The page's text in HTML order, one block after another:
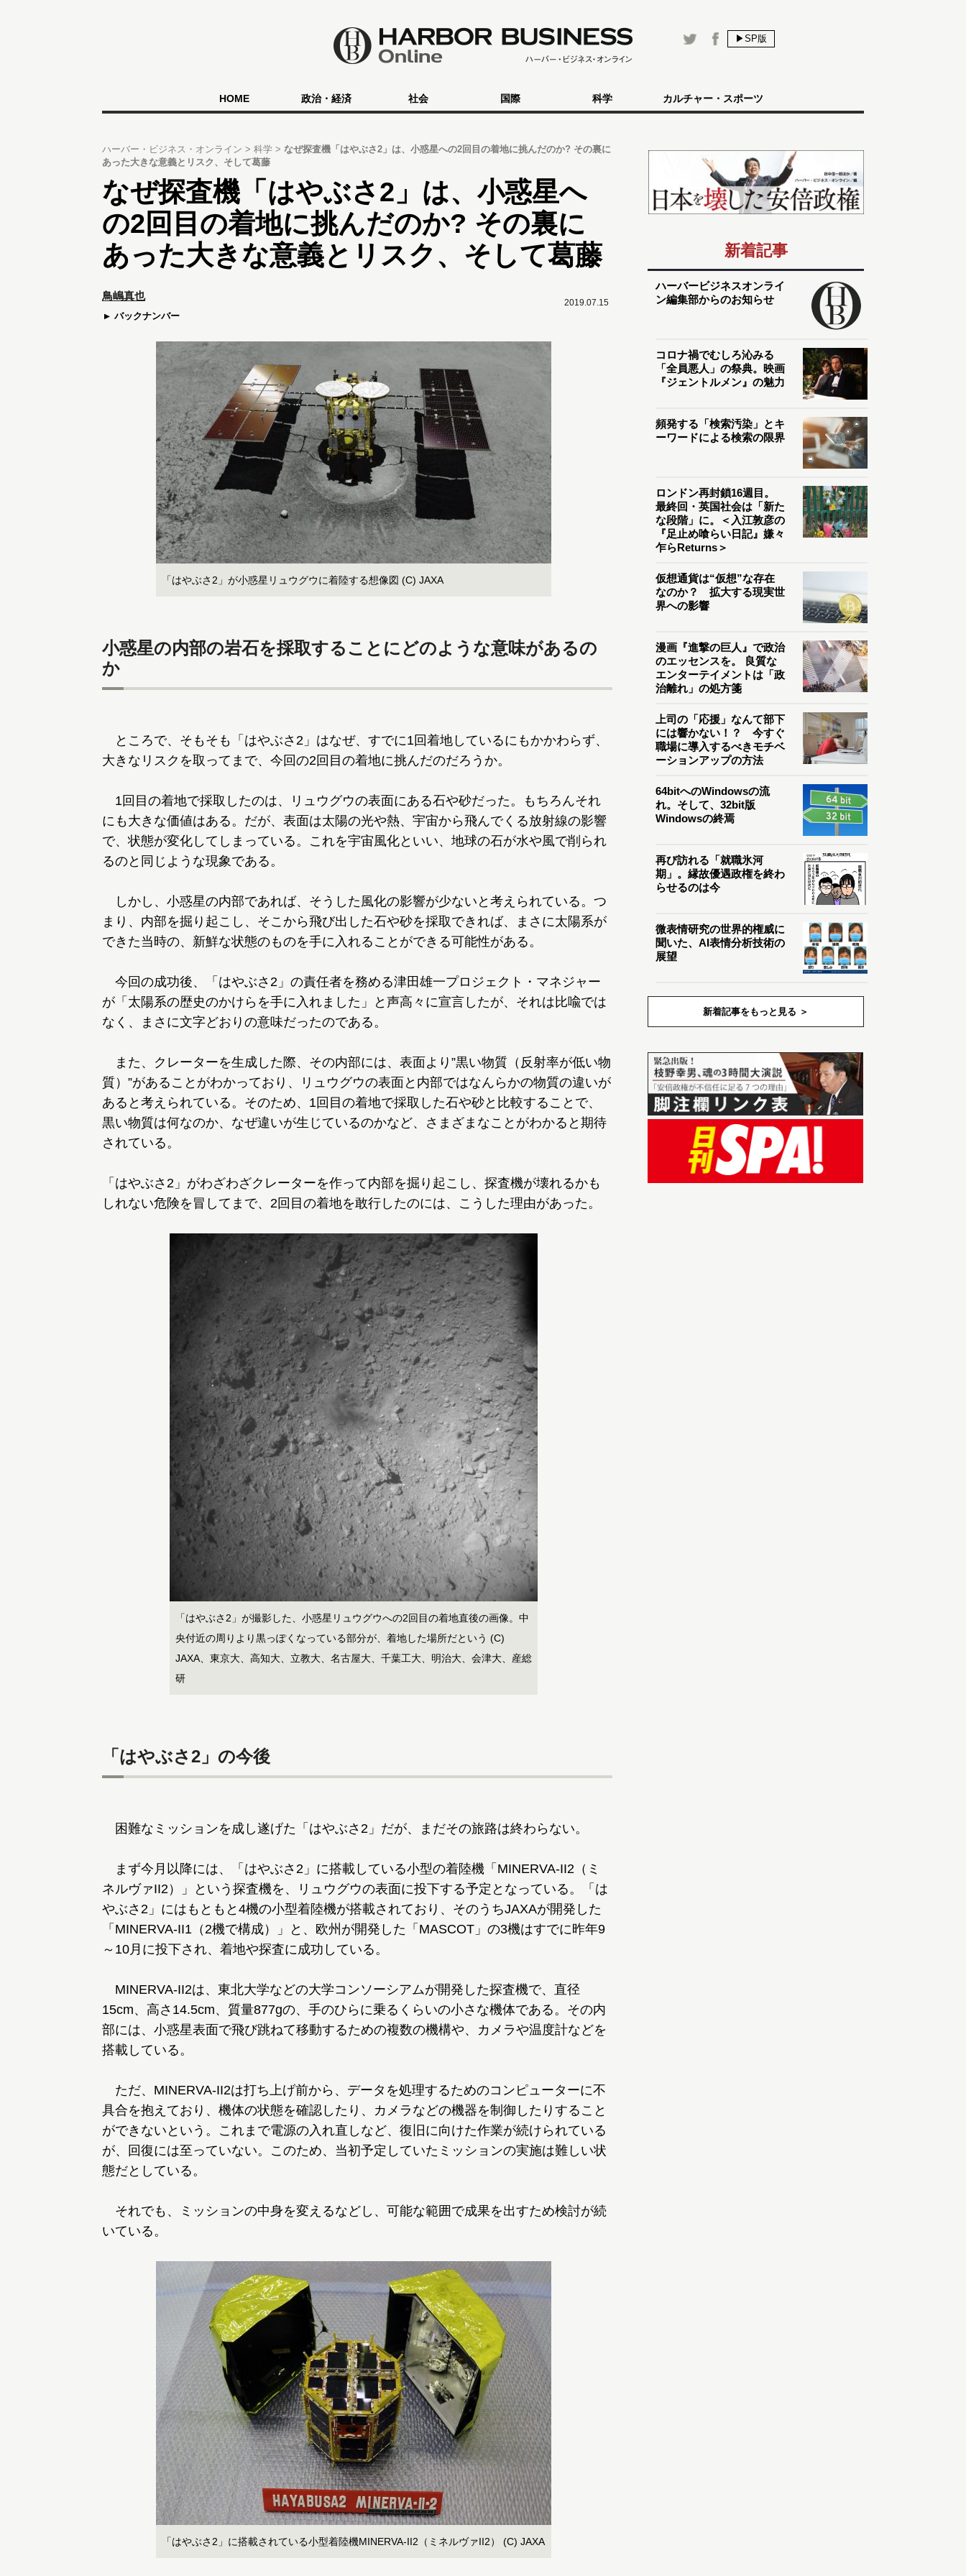
▶SP版
HOME 政治・経済 社会 国際 科学 カルチャー・スポーツ
ハーバー・ビジネス・オンライン 科学
なぜ探査機「はやぶさ2」は、小惑星への2回目の着地に挑んだのか? その裏に
あった大きな意義とリスク、そして葛藤
なぜ探査機「はやぶさ2」は、小惑星へ
の2回目の着地に挑んだのか? その裏に
あった大きな意義とリスク、そして葛藤
2019.07.15
鳥嶋真也
バックナンバー
「はやぶさ2」が小惑星リュウグウに着陸する想像図 (C) JAXA
小惑星の内部の岩石を採取することにどのような意味があるの
か
ところで、そもそも「はやぶさ2」はなぜ、すでに1回着地しているにもかかわらず、
大きなリスクを取ってまで、今回の2回目の着地に挑んだのだろうか。
1回目の着地で採取したのは、リュウグウの表面にある石や砂だった。もちろんそれ
にも大きな価値はある。だが、表面は太陽の光や熱、宇宙から飛んでくる放射線の影響
で、状態が変化してしまっている。これを宇宙風化といい、地球の石が水や風で削られ
るのと同じような現象である。
しかし、小惑星の内部であれば、そうした風化の影響が少ないと考えられている。つ
まり、内部を掘り起こし、そこから飛び出した石や砂を採取できれば、まさに太陽系が
できた当時の、新鮮な状態のものを手に入れることができる可能性がある。
今回の成功後、「はやぶさ2」の責任者を務める津田雄一プロジェクト・マネジャー
が「太陽系の歴史のかけらを手に入れました」と声高々に宣言したが、それは比喩では
なく、まさに文字どおりの意味だったのである。
また、クレーターを生成した際、その内部には、表面より”黒い物質（反射率が低い物
質）”があることがわかっており、リュウグウの表面と内部ではなんらかの物質の違いが
あると考えられている。そのため、1回目の着地で採取した石や砂と比較することで、
黒い物質は何なのか、なぜ違いが生じているのかなど、さまざまなことがわかると期待
されている。
「はやぶさ2」がわざわざクレーターを作って内部を掘り起こし、探査機が壊れるかも
しれない危険を冒してまで、2回目の着地を敢行したのには、こうした理由があった。
「はやぶさ2」が撮影した、小惑星リュウグウへの2回目の着地直後の画像。中
央付近の周りより黒っぽくなっている部分が、着地した場所だという (C)
JAXA、東京大、高知大、立教大、名古屋大、千葉工大、明治大、会津大、産総
研
「はやぶさ2」の今後
困難なミッションを成し遂げた「はやぶさ2」だが、まだその旅路は終わらない。
まず今月以降には、「はやぶさ2」に搭載している小型の着陸機「MINERVA-II2（ミ
ネルヴァII2）」という探査機を、リュウグウの表面に投下する予定となっている。「は
やぶさ2」にはもともと4機の小型着陸機が搭載されており、そのうちJAXAが開発した
「MINERVA-II1（2機で構成）」と、欧州が開発した「MASCOT」の3機はすでに昨年9
～10月に投下され、着地や探査に成功している。
MINERVA-II2は、東北大学などの大学コンソーシアムが開発した探査機で、直径
15cm、高さ14.5cm、質量877gの、手のひらに乗るくらいの小さな機体である。その内
部には、小惑星表面で飛び跳ねて移動するための複数の機構や、カメラや温度計などを
搭載している。
ただ、MINERVA-II2は打ち上げ前から、データを処理するためのコンピューターに不
具合を抱えており、機体の状態を確認したり、カメラなどの機器を制御したりすること
ができないという。これまで電源の入れ直しなど、復旧に向けた作業が続けられている
が、回復には至っていない。このため、当初予定していたミッションの実施は難しい状
態だとしている。
それでも、ミッションの中身を変えるなどし、可能な範囲で成果を出すため検討が続
いている。
「はやぶさ2」に搭載されている小型着陸機MINERVA-II2（ミネルヴァII2） (C) JAXA
新着記事
ハーバービジネスオンライ
ン編集部からのお知らせ
コロナ禍でむしろ沁みる
「全員悪人」の祭典。映画
『ジェントルメン』の魅力
頻発する「検索汚染」とキ
ーワードによる検索の限界
ロンドン再封鎖16週目。
最終回・英国社会は「新た
な段階」に。＜入江敦彦の
『足止め喰らい日記』嫌々
乍らReturns＞
仮想通貨は“仮想”な存在
なのか？ 拡大する現実世
界への影響
漫画『進撃の巨人』で政治
のエッセンスを。 良質な
エンターテイメントは「政
治離れ」の処方箋
上司の「応援」なんて部下
には響かない！？ 今すぐ
職場に導入するべきモチベ
ーションアップの方法
64bitへのWindowsの流
れ。そして、32bit版
Windowsの終焉
再び訪れる「就職氷河
期」。縁故優遇政権を終わ
らせるのは今
微表情研究の世界的権威に
聞いた、AI表情分析技術の
展望
新着記事をもっと見る